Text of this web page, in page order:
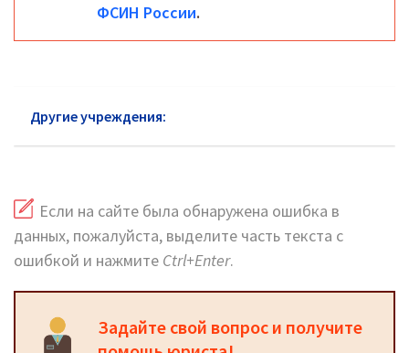
ФСИН России.
Другие учреждения:
Если на сайте была обнаружена ошибка в
данных, пожалуйста, выделите часть текста с
ошибкой и нажмите Ctrl+Enter.
Задайте свой вопрос и получите